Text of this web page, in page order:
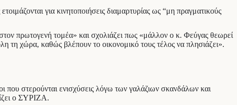
για κινητοποιήσεις διαμαρτυρίας ως “μη πραγματικούς
πρωτογενή τομέα» και σχολιάζει πως «μάλλον ο κ. Φεύγας θεωρεί
τη χώρα, καθώς βλέπουν το οικονομικό τους τέλος να πλησιάζει».
στερούνται ενισχύσεις λόγω των γαλάζιων σκανδάλων και
ο ΣΥΡΙΖΑ.